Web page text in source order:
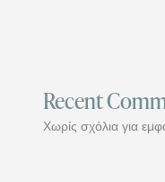
Recent
Χωρίς σχόλια για